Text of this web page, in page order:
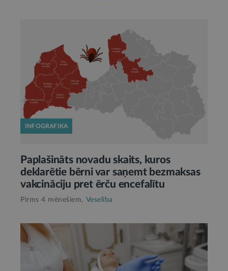
INFOGRAFIKA
Paplašināts novadu skaits, kuros
deklarētie bērni var saņemt bezmaksas
vakcināciju pret ērču encefalītu
Pirms 4 mēnešiem, Veselība